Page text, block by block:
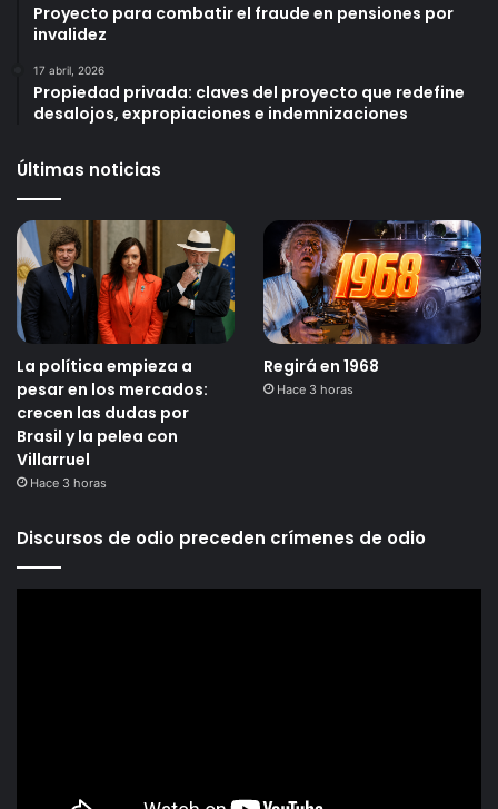
Proyecto para combatir el fraude en pensiones por
invalidez
17 abril, 2026
Propiedad privada: claves del proyecto que redefine
desalojos, expropiaciones e indemnizaciones
Últimas noticias
La política empieza a
pesar en los mercados:
crecen las dudas por
Brasil y la pelea con
Villarruel
Hace 3 horas
Regirá en 1968
Hace 3 horas
Discursos de odio preceden crímenes de odio